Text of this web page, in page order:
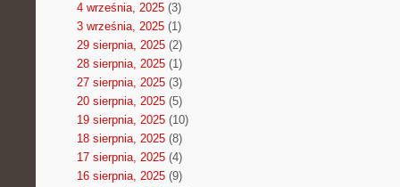
4 września, 2025(3)
3 września, 2025(1)
29 sierpnia, 2025(2)
28 sierpnia, 2025(1)
27 sierpnia, 2025(3)
20 sierpnia, 2025(5)
19 sierpnia, 2025(10)
18 sierpnia, 2025(8)
17 sierpnia, 2025(4)
16 sierpnia, 2025(9)